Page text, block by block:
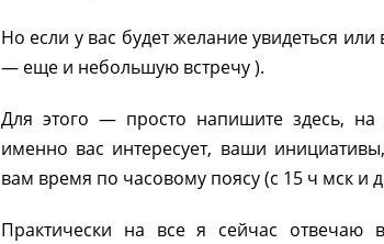
Но если у вас будет желание увидеться
— еще и небольшую встречу ).
Для этого — просто напишите здесь, на
именно вас интересует, ваши
вам время по часовому поясу (с 15 ч мск и
Практически на все я сейчас